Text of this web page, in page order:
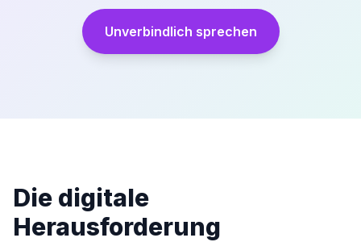
Unverbindlich sprechen
Die digitale
Herausforderung